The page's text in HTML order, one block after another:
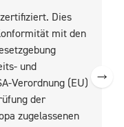
Dies
mit den
und
Verordnung (EU)
der
zugelassenen